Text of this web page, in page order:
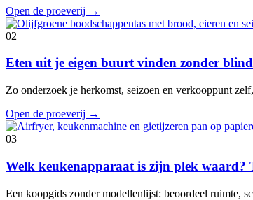
Open de proeverij →
02
Eten uit je eigen buurt vinden zonder
Zo onderzoek je herkomst, seizoen en verkooppunt
Open de proeverij →
03
Welk keukenapparaat is zijn plek waard?
Een koopgids zonder modellenlijst: beoordeel ruimte,